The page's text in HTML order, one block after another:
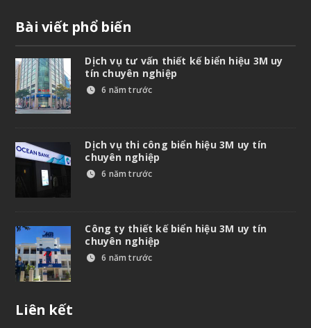
Bài viết phổ biến
Dịch vụ tư vấn thiết kế biển hiệu 3M uy
tín chuyên nghiệp
6 năm trước
Dịch vụ thi công biển hiệu 3M uy tín
chuyên nghiệp
6 năm trước
Công ty thiết kế biển hiệu 3M uy tín
chuyên nghiệp
6 năm trước
Liên kết